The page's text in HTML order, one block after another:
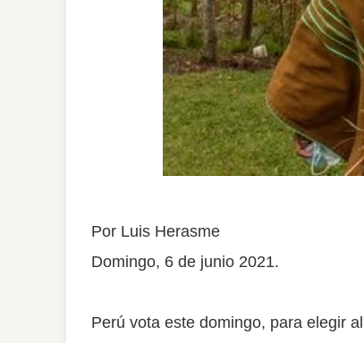
Por Luis Herasme
Domingo, 6 de junio 2021.
Perú vota este domingo, para elegir